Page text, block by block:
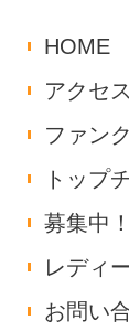
HOME
アクセス
ファン
トップ
募集中！
レディ
お問い